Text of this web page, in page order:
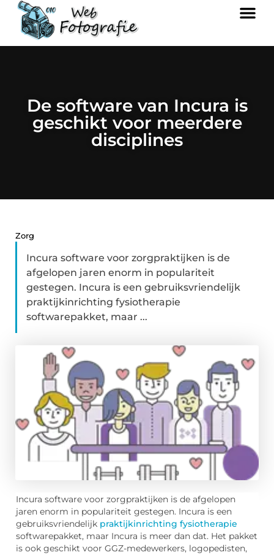
De software van Incura is
geschikt voor meerdere
disciplines
Zorg
Incura software voor zorgpraktijken is de
afgelopen jaren enorm in populariteit
gestegen. Incura is een gebruiksvriendelijk
praktijkinrichting fysiotherapie
softwarepakket, maar ...
Incura software voor zorgpraktijken is de afgelopen
jaren enorm in populariteit gestegen. Incura is een
gebruiksvriendelijk praktijkinrichting fysiotherapie
softwarepakket, maar Incura is meer dan dat. Het pakket
is ook geschikt voor GGZ-medewerkers, logopedisten,